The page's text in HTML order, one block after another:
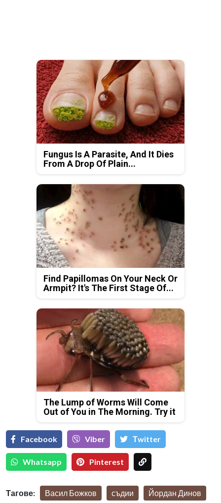
Fungus Is A Parasite, And It Dies
From A Drop Of Plain...
Find Papillomas On Your Neck Or
Armpit? It's The First Stage Of...
The Lump of Worms Will Come
Out of You in The Morning. Try it
Facebook Viber Тwitter
Whatsapp Pinterest
Тагове: Васил Божков съдии Йордан Динов